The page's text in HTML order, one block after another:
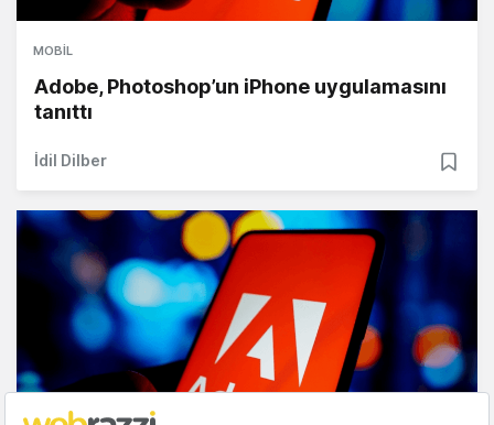
MOBIL
Adobe, Photoshop’un iPhone uygulamasını
tanıttı
İdil Dilber